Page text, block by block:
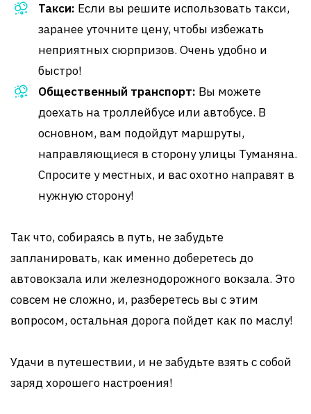
Такси: Если вы решите использовать такси,
заранее уточните цену, чтобы избежать
неприятных сюрпризов. Очень удобно и
быстро!
Общественный транспорт: Вы можете
доехать на троллейбусе или автобусе. В
основном, вам подойдут маршруты,
направляющиеся в сторону улицы Туманяна.
Спросите у местных, и вас охотно направят в
нужную сторону!
Так что, собираясь в путь, не забудьте
запланировать, как именно доберетесь до
автовокзала или железнодорожного вокзала. Это
совсем не сложно, и, разберетесь вы с этим
вопросом, остальная дорога пойдет как по маслу!
Удачи в путешествии, и не забудьте взять с собой
заряд хорошего настроения!